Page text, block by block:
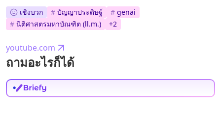
เชิงบวก # ปัญญาประดิษฐ์ # genai
# นิติศาสตรมหาบัณฑิต (ll.m.) +2
youtube.com
ถามอะไรก็ได้